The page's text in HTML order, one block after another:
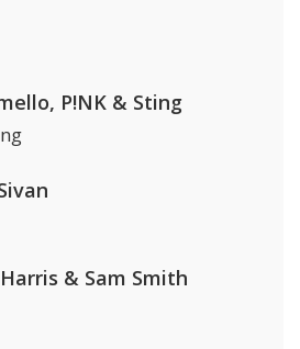
P!NK & Sting
& Sam Smith